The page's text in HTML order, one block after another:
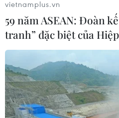
Triệt phá thành
thống Lương Sơn TV đánh
1.500 tỷ đồng/tháng
05/08/2026 04:57
Đình chỉ chức vụ một hiệu
liên quan đường dây cá độ
vietnamplus.vn
59 năm ASEAN: Đoàn
tranh” đặc biệt của